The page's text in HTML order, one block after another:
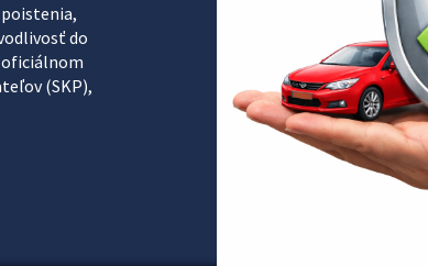
do
oficiálnom
(SKP),